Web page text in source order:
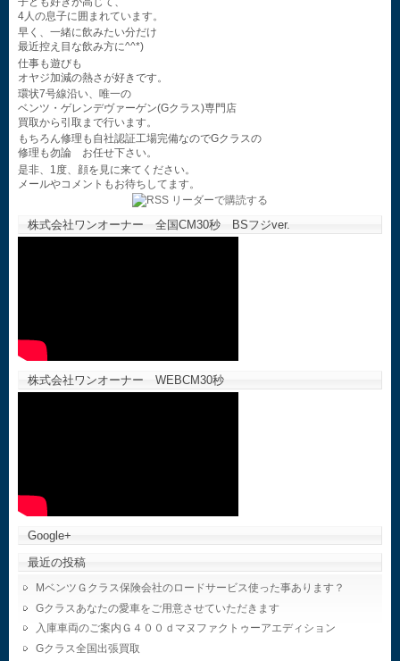
4人の息子に囲まれています。
早く、一緒に飲みたい分だけ
最近控え目な飲み方に^^*)
仕事も遊びも
オヤジ加減の熱さが好きです。
環状7号線沿い、唯一の
ベンツ・ゲレンデヴァーゲン(Gクラス)専門店
買取から引取まで行います。
もちろん修理も自社認証工場完備なのでGクラスの
修理も勿論 お任せ下さい。
是非、1度、顔を見に来てください。
メールやコメントもお待ちしてます。
株式会社ワンオーナー 全国CM30秒 BSフジver.
株式会社ワンオーナー WEBCM30秒
Google+
最近の投稿
MベンツＧクラス保険会社のロードサービス使った事あります？
Gクラスあなたの愛車をご用意させていただきます
入庫車両のご案内Ｇ４００ｄマヌファクトゥーアエディション
Gクラス全国出張買取